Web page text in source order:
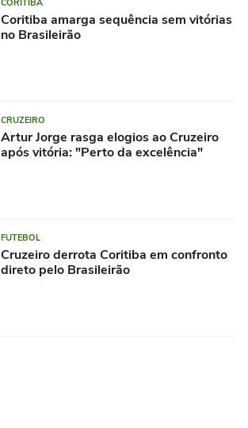
CORITIBA
Coritiba amarga sequência sem vitórias
no Brasileirão
CRUZEIRO
Artur Jorge rasga elogios ao Cruzeiro
após vitória: "Perto da excelência"
FUTEBOL
Cruzeiro derrota Coritiba em confronto
direto pelo Brasileirão